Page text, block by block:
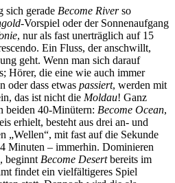
sich gerade Become Riverso
Vorspiel oder der Sonnenaufgang
, nur als fast unerträglich auf 15
Ein Fluss, der anschwillt,
geht. Wenn man sich darauf
Hörer, die eine wie auch immer
oder dass etwas passiert, werden mit
das ist nicht die Moldau! Ganz
beiden 40-Minütern: Become Ocean,
erhielt, besteht aus drei an- und
„Wellen“, mit fast auf die Sekunde
Minuten – immerhin. Dominieren
beginnt Become Desertbereits im
findet ein vielfältigeres Spiel